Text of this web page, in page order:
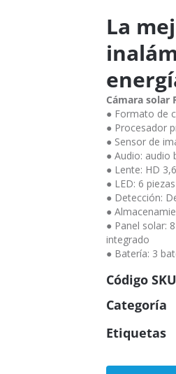
La
Cámara solar
● Formato de
● Procesador
● Sensor de
● Audio: audio
● Lente: HD
● LED: 6
● Detección:
●
● Panel solar:
integrado
● Batería: 3
Código SKU
Categoría
Etiquetas